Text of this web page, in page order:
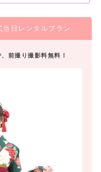
日レンタルプラン
前撮り撮影料無料！